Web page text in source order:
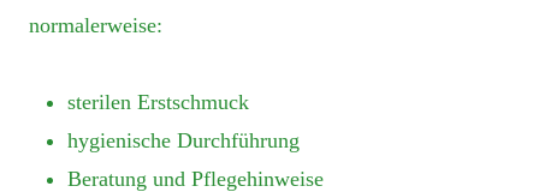
normalerweise:
sterilen Erstschmuck
hygienische Durchführung
Beratung und Pflegehinweise